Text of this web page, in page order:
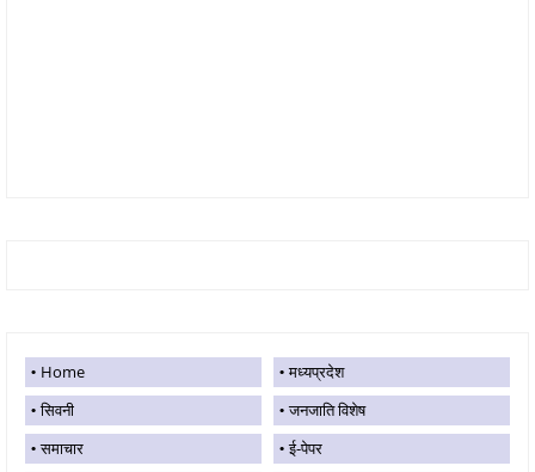
Home
मध्यप्रदेश
सिवनी
जनजाति विशेष
समाचार
ई-पेपर